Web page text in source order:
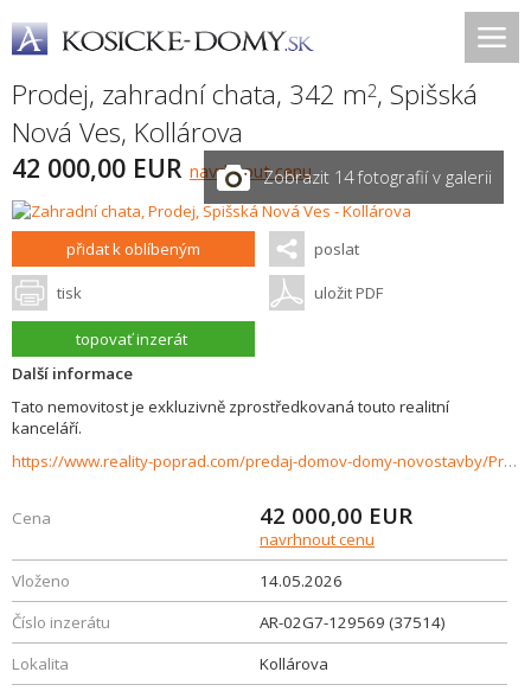
Prodej, zahradní chata, 342 m2, Spišská
Nová Ves, Kollárova
42 000,00 EUR navrhnout cenuZobrazit 14 fotografií v galerii
přidat k oblíbeným poslat
tisk uložit PDF
topovať inzerát
Další informace
Tato nemovitost je exkluzivně zprostředkovaná touto realitní
kanceláří.
https://www.reality-poprad.com/predaj-domov-domy-novostavby/Predaj-zahrady-so-zateplenou-chatkou---Spisska-Nova-Ves---Novy-cintorin-37514/?utm_source=areality&utm_medium=xml&utm_term=37514&utm_content=dom&utm_campaign=portaly
Cena 42 000,00 EUR
navrhnout cenu
Vloženo
14.05.2026
Číslo inzerátu
AR-02G7-129569 (37514)
Lokalita
Kollárova